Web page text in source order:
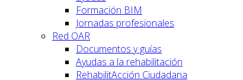
Formación BIM
Jornadas profesionales
Red OAR
Documentos y guías
Ayudas a la rehabilitación
RehabilitAcción Ciudadana